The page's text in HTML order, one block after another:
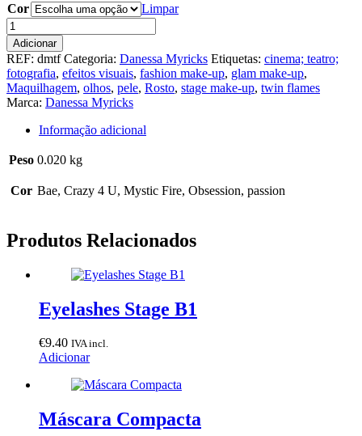
Cor
Limpar
Quantidade
de
Twin
Flames
Adicionar
REF: dmtf Categoria: Danessa Myricks Etiquetas: cinema; teatro;
fotografia, efeitos visuais, fashion make-up, glam make-up,
Maquilhagem, olhos, pele, Rosto, stage make-up, twin flames
Marca: Danessa Myricks
Informação adicional
Peso 0.020 kg
Cor Bae, Crazy 4 U, Mystic Fire, Obsession, passion
Produtos Relacionados
Eyelashes Stage B1
€9.40 IVA incl.
Adicionar
Máscara Compacta